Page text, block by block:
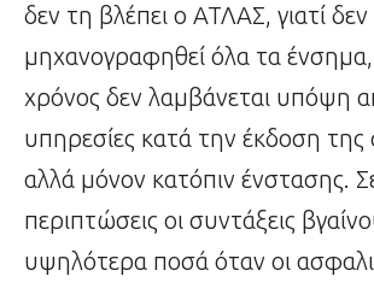
δεν τη βλέπει ο ΑΤΛΑΣ, γιατί
μηχανογραφηθεί όλα τα
χρόνος δεν λαμβάνεται υπόψη
υπηρεσίες κατά την έκδοση της
αλλά μόνον κατόπιν ένστασης.
περιπτώσεις οι συντάξεις
υψηλότερα ποσά όταν οι